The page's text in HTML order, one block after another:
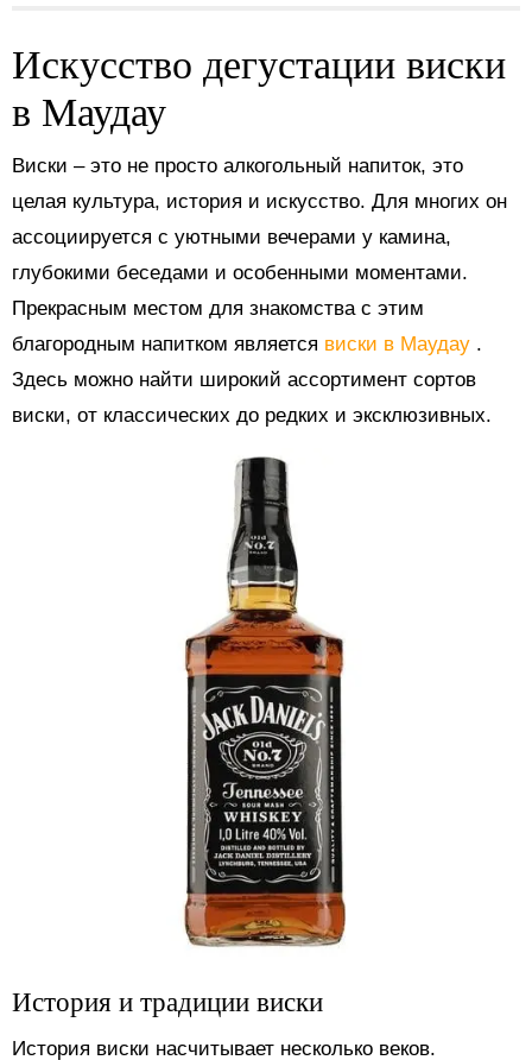
Искусство дегустации виски
в Маудау
Виски – это не просто алкогольный напиток, это
целая культура, история и искусство. Для многих он
ассоциируется с уютными вечерами у камина,
глубокими беседами и особенными моментами.
Прекрасным местом для знакомства с этим
благородным напитком является виски в Маудау .
Здесь можно найти широкий ассортимент сортов
виски, от классических до редких и эксклюзивных.
История и традиции виски
История виски насчитывает несколько веков.